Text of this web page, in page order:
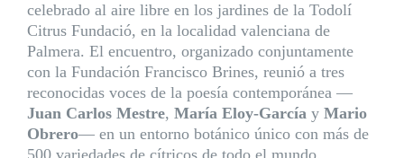
celebrado al aire libre en los jardines de la Todolí
Citrus Fundació, en la localidad valenciana de
Palmera. El encuentro, organizado conjuntamente
con la Fundación Francisco Brines, reunió a tres
reconocidas voces de la poesía contemporánea —
Juan Carlos Mestre, María Eloy-Garcíay Mario
Obrero— en un entorno botánico único con más de
500 variedades de cítricos de todo el mundo.